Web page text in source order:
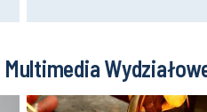
Multimedia